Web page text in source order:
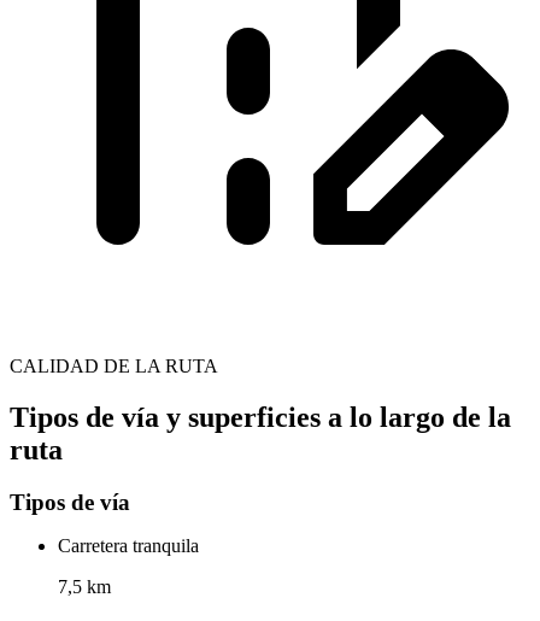
CALIDAD DE LA RUTA
Tipos de vía y superficies a lo largo de la
ruta
Tipos de vía
Carretera tranquila
7,5 km